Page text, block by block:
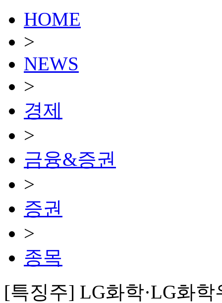
HOME
>
NEWS
>
경제
>
금융&증권
>
증권
>
종목
[특징주] LG화학·LG화